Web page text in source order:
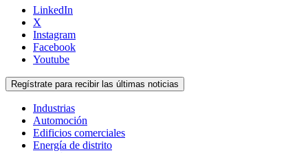
LinkedIn
X
Instagram
Facebook
Youtube
Regístrate para recibir las últimas noticias
Industrias
Automoción
Edificios comerciales
Energía de distrito